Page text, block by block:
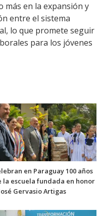
más en la expansión y
entre el sistema
lo que promete seguir
para los jóvenes
en Paraguay 100 años
la escuela fundada en honor
Gervasio Artigas